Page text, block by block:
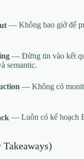
— Không bao giờ để
— Đừng tin vào kết
semantic.
— Không có
— Luôn có kế hoạch